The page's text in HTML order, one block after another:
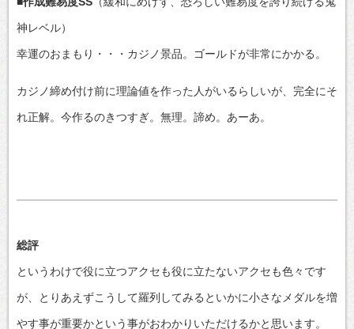
神レベル）
幸運のおまもり・・・カジノ景品。ゴールドが非常にかかる。
カジノ締め付け前に理論値を作った人がいるらしいが、完全にそ
れ正解。今作るのきつすぎ。無理。諦め。あーあ。
総評
というわけで役に立つアクセも役に立たないアクセも色々です
が、とりあえずこうして羅列してみるといかに小さなメダルを増
やす事が重要かという事がおわかりいただけるかと思います。